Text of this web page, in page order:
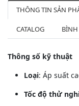
THÔNG TIN SẢN
CATALOG
Thông số kỹ thuật
Loại: Áp suất
Tốc độ thử